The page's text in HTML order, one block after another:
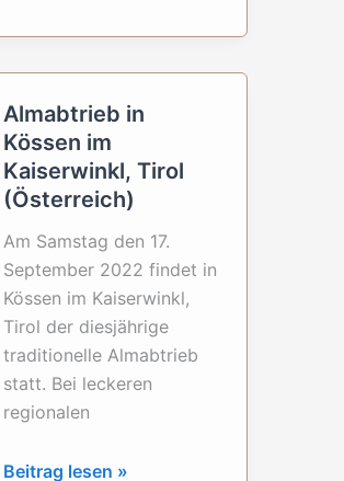
Zell,
Almabtrieb in
Kössen im
Kaiserwinkl, Tirol
(Österreich)
Am Samstag den 17.
September 2022 findet in
Kössen im Kaiserwinkl,
Tirol der diesjährige
traditionelle Almabtrieb
statt. Bei leckeren
regionalen
Almabtrieb
Beitrag lesen »